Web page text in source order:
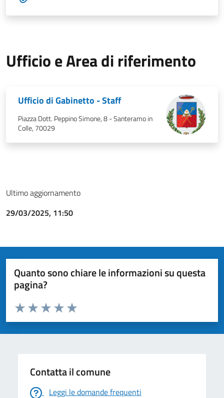
Ufficio e Area di riferimento
Ufficio di Gabinetto - Staff
Piazza Dott. Peppino Simone, 8 - Santeramo in
Colle, 70029
Ultimo aggiornamento
29/03/2025, 11:50
Quanto sono chiare le informazioni su questa
pagina?
Valuta da 1 a 5 stelle la pagina
Valuta 5 stelle su 5
Valuta 4 stelle su 5
Valuta 3 stelle su 5
Valuta 2 stelle su 5
Valuta 1 stelle su 5
Contatta il comune
Leggi le domande frequenti